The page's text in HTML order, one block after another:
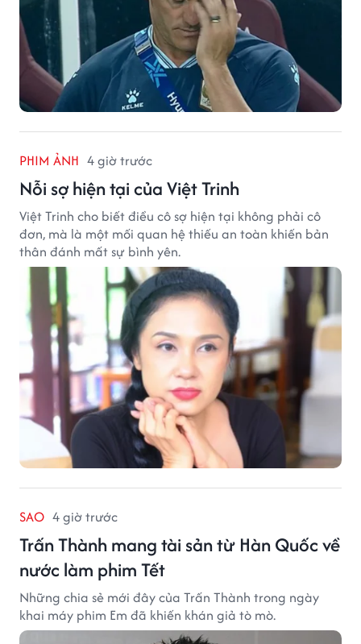
PHIM ẢNH 4 giờ trước
Nỗi sợ hiện tại của Việt Trinh
Việt Trinh cho biết điều cô sợ hiện tại không phải cô
đơn, mà là một mối quan hệ thiếu an toàn khiến bản
thân đánh mất sự bình yên.
SAO 4 giờ trước
Trấn Thành mang tài sản từ Hàn Quốc về
nước làm phim Tết
Những chia sẻ mới đây của Trấn Thành trong ngày
khai máy phim Em đã khiến khán giả tò mò.